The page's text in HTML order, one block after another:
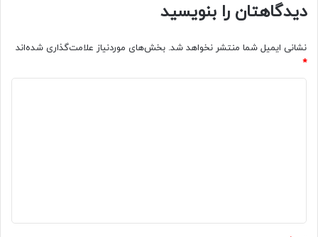
دیدگاهتان را بنویسید
نشانی ایمیل شما منتشر نخواهد شد. بخش‌های موردنیاز علامت‌گذاری شده‌اند
*